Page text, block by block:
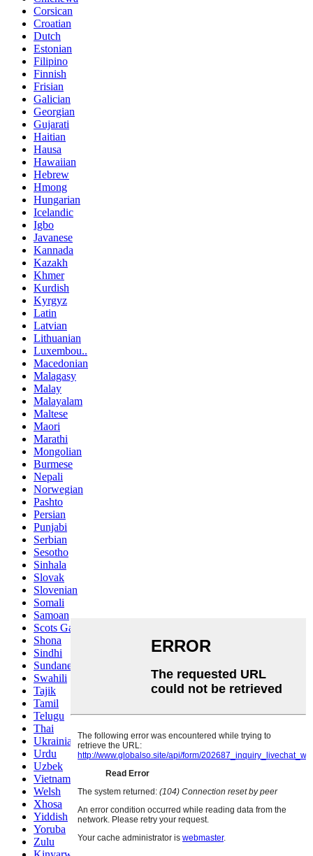
Corsican
Croatian
Dutch
Estonian
Filipino
Finnish
Frisian
Galician
Georgian
Gujarati
Haitian
Hausa
Hawaiian
Hebrew
Hmong
Hungarian
Icelandic
Igbo
Javanese
Kannada
Kazakh
Khmer
Kurdish
Kyrgyz
Latin
Latvian
Lithuanian
Luxembou..
Macedonian
Malagasy
Malay
Malayalam
Maltese
Maori
Marathi
Mongolian
Burmese
Nepali
Norwegian
Pashto
Persian
Punjabi
Serbian
Sesotho
Sinhala
Slovak
Slovenian
Somali
Samoan
Scots Gaelic
Shona
Sindhi
Sundanese
Swahili
Tajik
Tamil
Telugu
Thai
Ukrainian
Urdu
Uzbek
Vietnamese
Welsh
Xhosa
Yiddish
Yoruba
Zulu